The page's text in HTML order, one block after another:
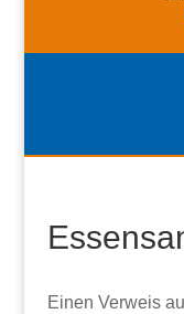
Einen Verweis